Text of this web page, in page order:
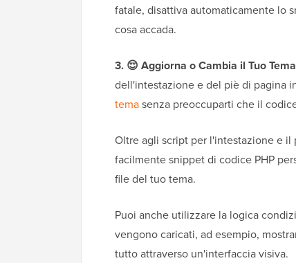
fatale, disattiva automaticamente lo
cosa accada.
3. 😌 Aggiorna o Cambia il Tuo
dell'intestazione e del piè di pagina
temasenza preoccuparti che il
Oltre agli script per l'intestazione e il
facilmente snippet di codice PHP
file del tuo tema.
Puoi anche utilizzare la logica
vengono caricati, ad esempio,
tutto attraverso un'interfaccia visiva.